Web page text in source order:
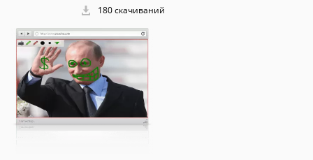
180 скачиваний